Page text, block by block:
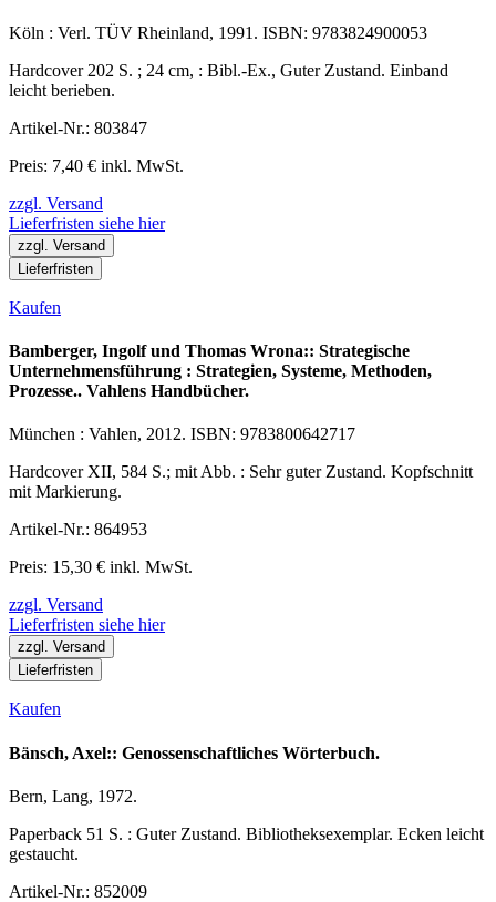
Köln : Verl. TÜV Rheinland, 1991. ISBN: 9783824900053
Hardcover 202 S. ; 24 cm, : Bibl.-Ex., Guter Zustand. Einband
leicht berieben.
Artikel-Nr.: 803847
Preis: 7,40 € inkl. MwSt.
zzgl. Versand
Lieferfristen siehe hier
zzgl. Versand
Lieferfristen
Kaufen
Bamberger, Ingolf und Thomas Wrona:: Strategische
Unternehmensführung : Strategien, Systeme, Methoden,
Prozesse.. Vahlens Handbücher.
München : Vahlen, 2012. ISBN: 9783800642717
Hardcover XII, 584 S.; mit Abb. : Sehr guter Zustand. Kopfschnitt
mit Markierung.
Artikel-Nr.: 864953
Preis: 15,30 € inkl. MwSt.
zzgl. Versand
Lieferfristen siehe hier
zzgl. Versand
Lieferfristen
Kaufen
Bänsch, Axel:: Genossenschaftliches Wörterbuch.
Bern, Lang, 1972.
Paperback 51 S. : Guter Zustand. Bibliotheksexemplar. Ecken leicht
gestaucht.
Artikel-Nr.: 852009